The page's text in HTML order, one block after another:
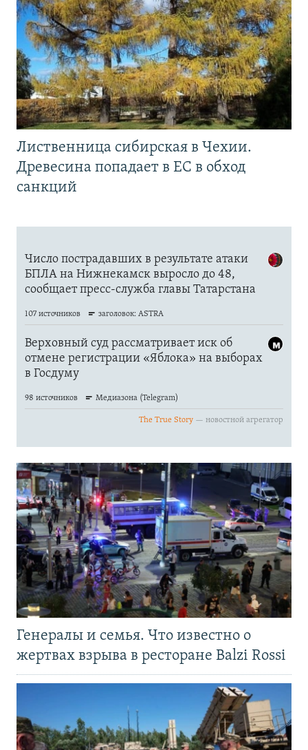
Лиственница сибирская в Чехии.
Древесина попадает в ЕС в обход
санкций
Генералы и семья. Что известно о
жертвах взрыва в ресторане Balzi Rossi